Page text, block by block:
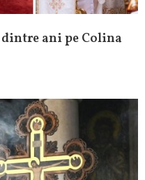
ani pe Colina